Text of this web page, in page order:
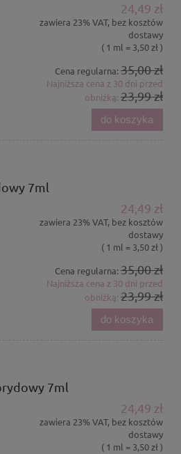
24,49 zł
zawiera 23% VAT, bez kosztów
dostawy
( 1 ml = 3,50 zł )
Cena regularna: 35,00 zł
Najniższa cena z 30 dni przed
obniżką: 23,99 zł
do koszyka
7ml
24,49 zł
zawiera 23% VAT, bez kosztów
dostawy
( 1 ml = 3,50 zł )
Cena regularna: 35,00 zł
Najniższa cena z 30 dni przed
obniżką: 23,99 zł
do koszyka
7ml
24,49 zł
zawiera 23% VAT, bez kosztów
dostawy
( 1 ml = 3,50 zł )